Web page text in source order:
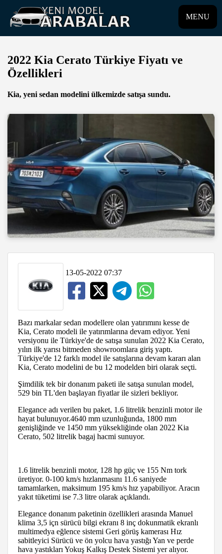
MENU
2022 Kia Cerato Türkiye Fiyatı ve
Özellikleri
Kia, yeni sedan modelini ülkemizde satışa sundu.
13-05-2022 07:37
Bazı markalar sedan modellere olan yatırımını kesse de
Kia, Cerato modeli ile yatırımlarına devam ediyor. Yeni
versiyonu ile Türkiye'de de satışa sunulan 2022 Kia Cerato,
yılın ilk yarısı bitmeden showroomlara giriş yaptı.
Türkiye'de 12 farklı model ile satışlarına devam kararı alan
Kia, Cerato modelini de bu 12 modelden biri olarak seçti.
Şimdilik tek bir donanım paketi ile satışa sunulan model,
529 bin TL'den başlayan fiyatlar ile sizleri bekliyor.
Elegance adı verilen bu paket, 1.6 litrelik benzinli motor ile
hayat bulunuyor.4640 mm uzunluğunda, 1800 mm
genişliğinde ve 1450 mm yüksekliğinde olan 2022 Kia
Cerato, 502 litrelik bagaj hacmi sunuyor.
1.6 litrelik benzinli motor, 128 hp güç ve 155 Nm tork
üretiyor. 0-100 km/s hızlanmasını 11.6 saniyede
tamamlarken, maksimum 195 km/s hız yapabiliyor. Aracın
yakıt tüketimi ise 7.3 litre olarak açıklandı.
Elegance donanım paketinin özellikleri arasında Manuel
klima 3,5 içn sürücü bilgi ekranı 8 inç dokunmatik ekranlı
multimedya eğlence sistemi Geri görüş kamerası Hız
sabitleyici Sürücü ve ön yolcu hava yastığı Yan ve perde
hava yastıkları Yokuş Kalkış Destek Sistemi yer alıyor.